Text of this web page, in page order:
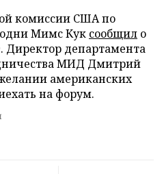
комиссии США по
Мимс Кук сообщил о
департамента
МИД Дмитрий
американских
на форум.